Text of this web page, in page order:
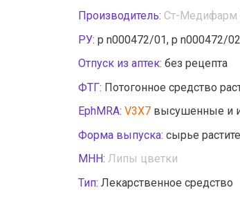
Производитель: Ст-Медифарм
РУ: р n000472/01, р n000472/02
Отпуск из аптек: без рецепта
ФТГ: Потогонное средство
EphMRA: V3X7 высушенные и
Форма выпуска: сырье
МНН: Липы цветки
Тип: Лекарственное средство